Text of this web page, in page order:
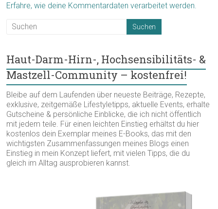
Erfahre, wie deine Kommentardaten verarbeitet werden.
Haut-Darm-Hirn-, Hochsensibilitäts- &
Mastzell-Community – kostenfrei!
Bleibe auf dem Laufenden über neueste Beiträge, Rezepte,
exklusive, zeitgemäße Lifestyletipps, aktuelle Events, erhalte
Gutscheine & persönliche Einblicke, die ich nicht öffentlich
mit jedem teile. Für einen leichten Einstieg erhältst du hier
kostenlos dein Exemplar meines E-Books, das mit den
wichtigsten Zusammenfassungen meines Blogs einen
Einstieg in mein Konzept liefert, mit vielen Tipps, die du
gleich im Alltag ausprobieren kannst.